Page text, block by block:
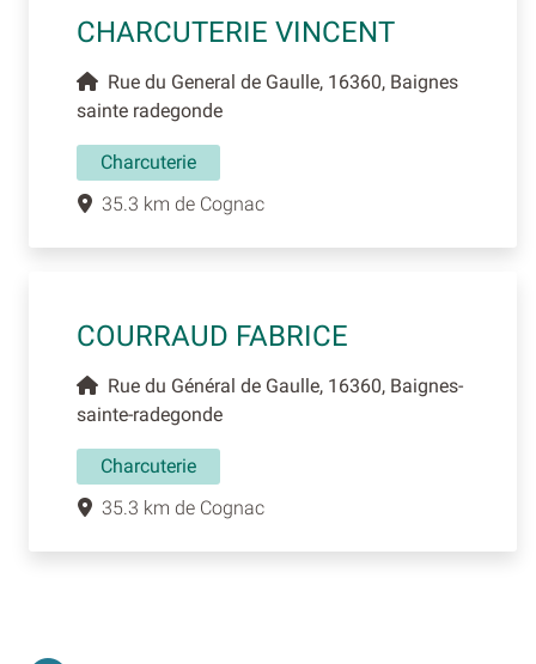
CHARCUTERIE VINCENT
Rue du General de Gaulle, 16360, Baignes
sainte radegonde
Charcuterie
35.3 km de Cognac
COURRAUD FABRICE
Rue du Général de Gaulle, 16360, Baignes-
sainte-radegonde
Charcuterie
35.3 km de Cognac